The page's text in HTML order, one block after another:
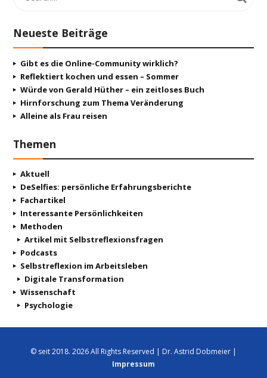
Neueste Beiträge
Gibt es die Online-Community wirklich?
Reflektiert kochen und essen – Sommer
Würde von Gerald Hüther – ein zeitloses Buch
Hirnforschung zum Thema Veränderung
Alleine als Frau reisen
Themen
Aktuell
DeSelfies: persönliche Erfahrungsberichte
Fachartikel
Interessante Persönlichkeiten
Methoden
Artikel mit Selbstreflexionsfragen
Podcasts
Selbstreflexion im Arbeitsleben
Digitale Transformation
Wissenschaft
Psychologie
© seit 2018. 2026 All Rights Reserved | Dr. Astrid Dobmeier |
Impressum